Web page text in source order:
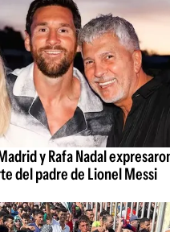
y Rafa Nadal
del padre de Lionel Messi